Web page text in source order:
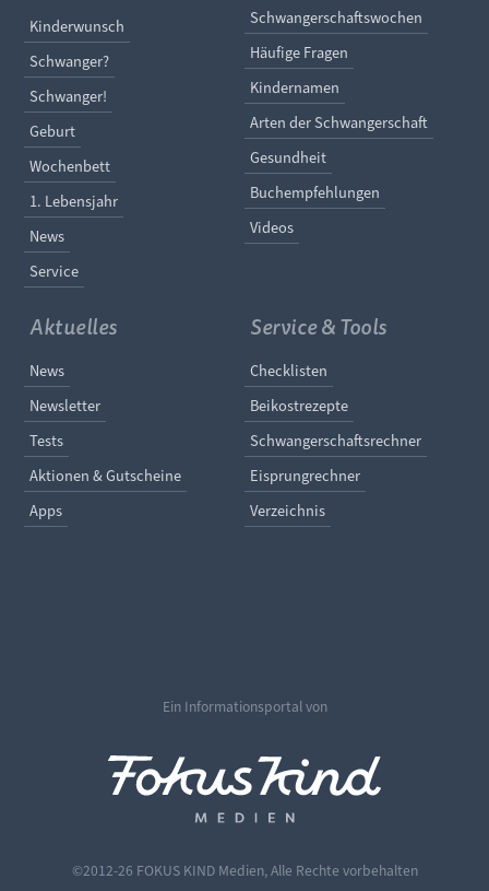
Navigation überspringen
Kinderwunsch
Schwanger?
Schwanger!
Geburt
Wochenbett
1. Lebensjahr
News
Service
Navigation
Schwangerschaftswochen
Häufige Fragen
Kindernamen
Arten der Schwangerschaft
Gesundheit
Buchempfehlungen
Videos
Aktuelles
Navigation überspringen
News
Newsletter
Tests
Aktionen & Gutscheine
Apps
Service & Tools
Navigation
Checklisten
Beikostrezepte
Schwangerschaftsrechner
Eisprungrechner
Verzeichnis
Ein Informationsportal von
©2012-26 FOKUS KIND Medien, Alle Rechte vorbehalten